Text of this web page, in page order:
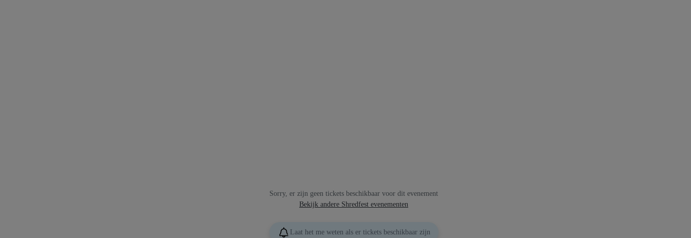
Sorry, er zijn geen tickets beschikbaar voor dit evenement
Bekijk andere Shredfest evenementen
Laat het me weten als er tickets beschikbaar zijn